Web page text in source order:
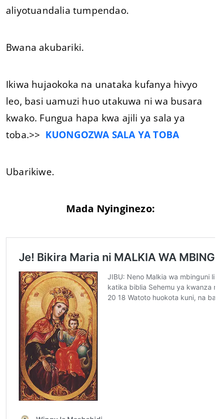
aliyotuandalia tumpendao.
Bwana akubariki.
Ikiwa hujaokoka na unataka kufanya hivyo
leo, basi uamuzi huo utakuwa ni wa busara
kwako. Fungua hapa kwa ajili ya sala ya
toba.>> KUONGOZWA SALA YA TOBA
Ubarikiwe.
Mada Nyinginezo: